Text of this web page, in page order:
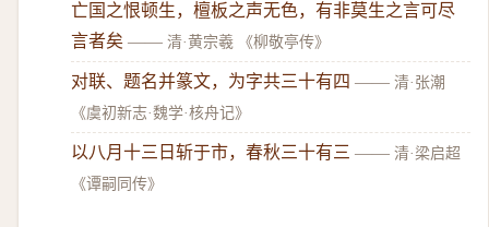
亡国之恨顿生，檀板之声无色，有非莫生之言可尽
言者矣 —— 清·黄宗羲 《柳敬亭传》
对联、题名并篆文，为字共三十有四 —— 清·张潮
《虞初新志·魏学·核舟记》
以八月十三日斩于市，春秋三十有三 —— 清·梁启超
《谭嗣同传》